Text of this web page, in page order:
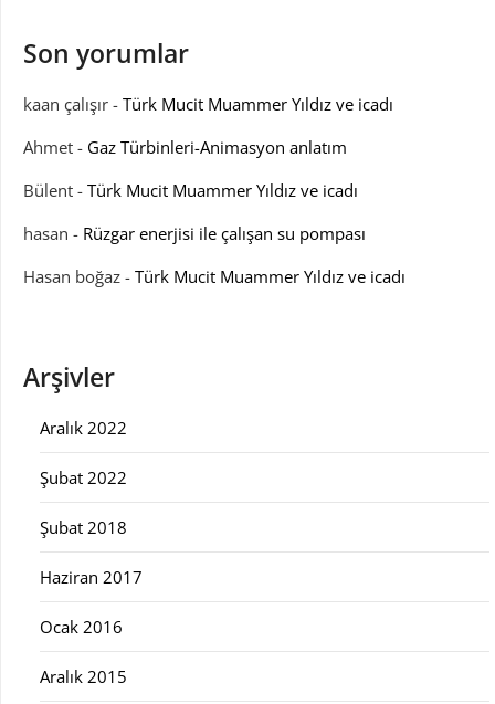
Son yorumlar
kaan çalışır - Türk Mucit Muammer Yıldız ve icadı
Ahmet - Gaz Türbinleri-Animasyon anlatım
Bülent - Türk Mucit Muammer Yıldız ve icadı
hasan - Rüzgar enerjisi ile çalışan su pompası
Hasan boğaz - Türk Mucit Muammer Yıldız ve icadı
Arşivler
Aralık 2022
Şubat 2022
Şubat 2018
Haziran 2017
Ocak 2016
Aralık 2015